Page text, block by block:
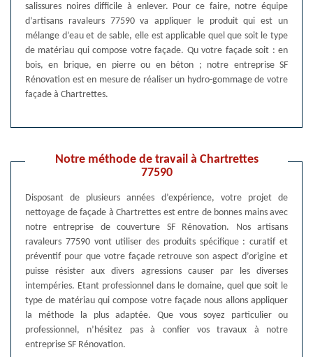
salissures noires difficile à enlever. Pour ce faire, notre équipe
d’artisans ravaleurs 77590 va appliquer le produit qui est un
mélange d’eau et de sable, elle est applicable quel que soit le type
de matériau qui compose votre façade. Qu votre façade soit : en
bois, en brique, en pierre ou en béton ; notre entreprise SF
Rénovation est en mesure de réaliser un hydro-gommage de votre
façade à Chartrettes.
Notre méthode de travail à Chartrettes
77590
Disposant de plusieurs années d’expérience, votre projet de
nettoyage de façade à Chartrettes est entre de bonnes mains avec
notre entreprise de couverture SF Rénovation. Nos artisans
ravaleurs 77590 vont utiliser des produits spécifique : curatif et
préventif pour que votre façade retrouve son aspect d’origine et
puisse résister aux divers agressions causer par les diverses
intempéries. Etant professionnel dans le domaine, quel que soit le
type de matériau qui compose votre façade nous allons appliquer
la méthode la plus adaptée. Que vous soyez particulier ou
professionnel, n’hésitez pas à confier vos travaux à notre
entreprise SF Rénovation.